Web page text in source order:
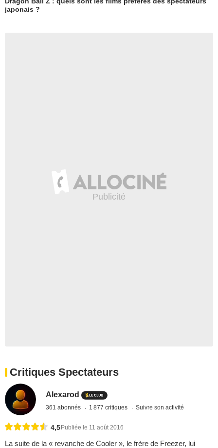
japonais ?
Critiques Spectateurs
Alexarod
361 abonnés 1 877 critiques Suivre son activité
4,5Publiée le 11 août 2016
La suite de la « revanche de Cooler », le frère de Freezer, lui